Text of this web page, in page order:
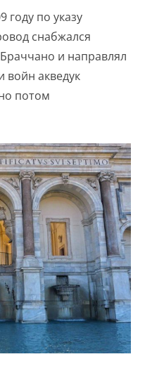
году по указу
снабжался
и направлял
войн акведук
потом